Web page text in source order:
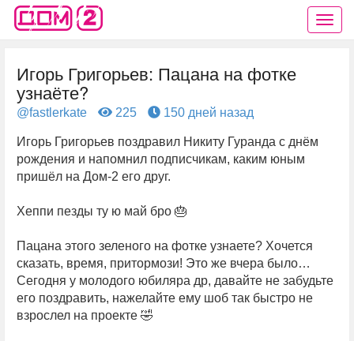
Игорь Григорьев: Пацана на фотке
узнаёте?
@fastlerkate 225 150 дней назад
Игорь Григорьев поздравил Никиту Гуранда с днём
рождения и напомнил подписчикам, каким юным
пришёл на Дом-2 его друг.
Хеппи пезды ту ю май бро 🎂
Пацана этого зеленого на фотке узнаете? Хочется
сказать, время, притормози! Это же вчера было…
Сегодня у молодого юбиляра др, давайте не забудьте
его поздравить, нажелайте ему шоб так быстро не
взрослел на проекте 🤣